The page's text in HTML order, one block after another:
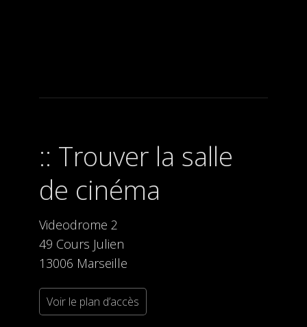
Trouver la salle
de cinéma
Videodrome 2
49 Cours Julien
13006 Marseille
Voir le plan d’accès